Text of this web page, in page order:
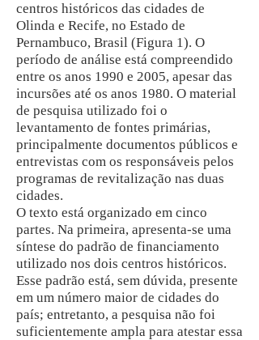
centros históricos das cidades de
Olinda e Recife, no Estado de
Pernambuco, Brasil (Figura 1). O
período de análise está compreendido
entre os anos 1990 e 2005, apesar das
incursões até os anos 1980. O material
de pesquisa utilizado foi o
levantamento de fontes primárias,
principalmente documentos públicos e
entrevistas com os responsáveis pelos
programas de revitalização nas duas
cidades.
O texto está organizado em cinco
partes. Na primeira, apresenta-se uma
síntese do padrão de financiamento
utilizado nos dois centros históricos.
Esse padrão está, sem dúvida, presente
em um número maior de cidades do
país; entretanto, a pesquisa não foi
suficientemente ampla para atestar essa